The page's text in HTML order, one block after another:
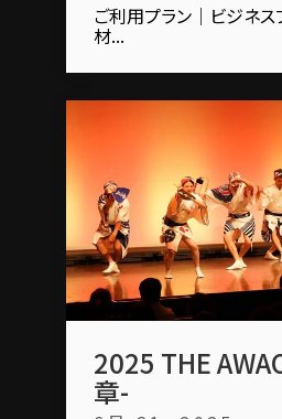
ご利用プラン｜ビジネ
材...
2025 THE
章-